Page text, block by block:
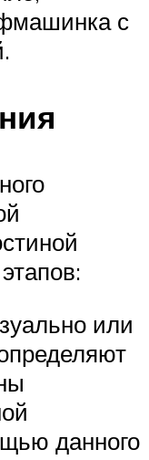
с
или
данного